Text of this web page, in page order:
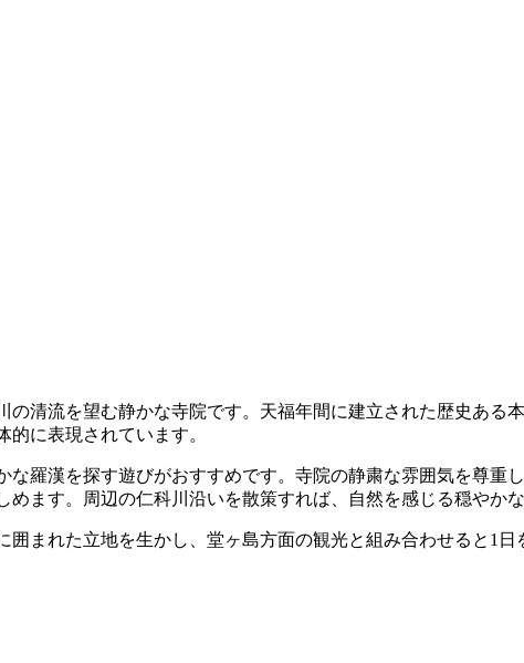
清流を望む静かな寺院です。天福年間に建立された歴史ある
に表現されています。
羅漢を探す遊びがおすすめです。寺院の静粛な雰囲気を尊重
ます。周辺の仁科川沿いを散策すれば、自然を感じる穏やかな
まれた立地を生かし、堂ヶ島方面の観光と組み合わせると1日